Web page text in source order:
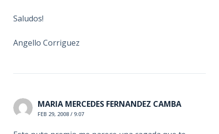
Saludos!
Angello Corriguez
MARIA MERCEDES FERNANDEZ CAMBA
FEB 29, 2008 / 9:07